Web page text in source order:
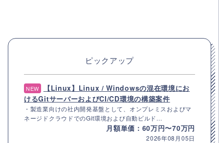
ピックアップ
NEW
【Linux】Linux / Windowsの混在環境にお
けるGitサーバーおよびCI/CD環境の構築案件
・製造業向けの社内開発基盤として、オンプレミスおよびマ
ネージドクラウドでのGit環境および自動ビルド...
月額単価：60万円〜70万円
2026年08月05日